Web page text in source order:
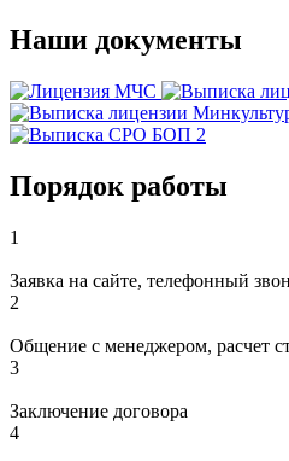
Наши документы
Порядок работы
1
Заявка на сайте, телефонный
2
Общение с менеджером, расчет
3
Заключение договора
4